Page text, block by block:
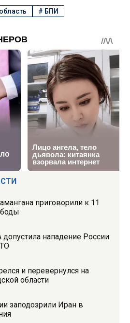
приговорили к 11
нападение России
и перевернулся на
области
заподозрили Иран в
# БПИ